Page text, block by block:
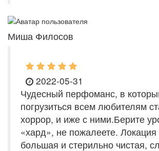
Миша Филосов
2022-05-31
Чудесный перфоманс, в
погрузиться всем любителям
хоррор, и иже с ними.Берите
«хард», не пожалеете. Локация
большая и стерильно чистая,